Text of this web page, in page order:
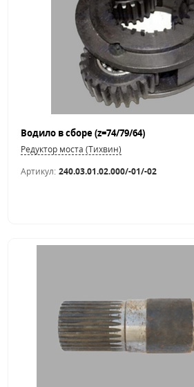
Водило в сборе (z=74/79/64)
Редуктор моста (Тихвин)
Артикул: 240.03.01.02.000/-01/-02